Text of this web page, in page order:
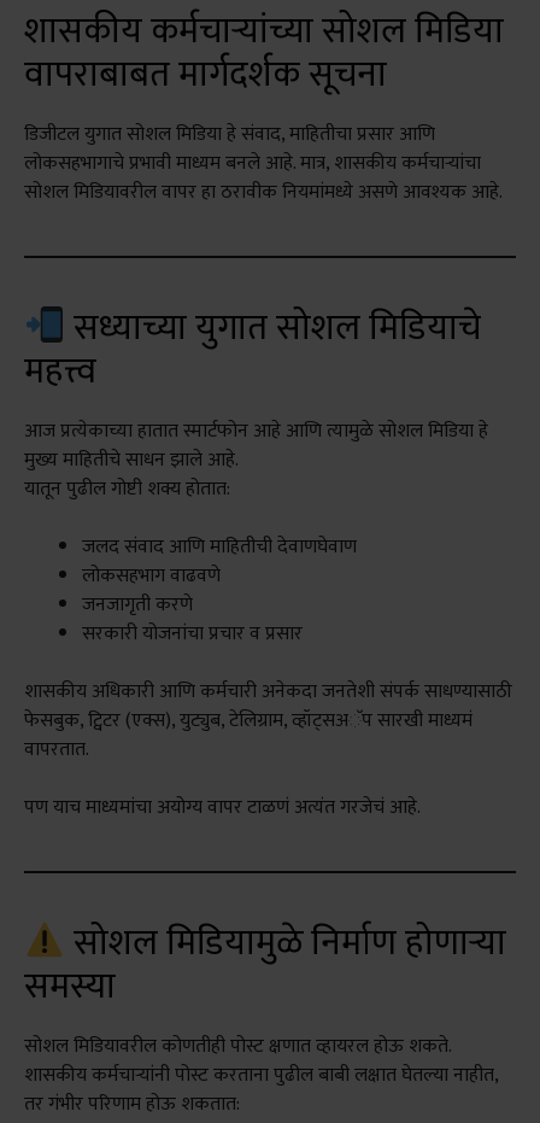
शासकीय कर्मचाऱ्यांच्या सोशल मिडिया
वापराबाबत मार्गदर्शक सूचना
डिजीटल युगात सोशल मिडिया हे संवाद, माहितीचा प्रसार आणि
लोकसहभागाचे प्रभावी माध्यम बनले आहे. मात्र, शासकीय कर्मचाऱ्यांचा
सोशल मिडियावरील वापर हा ठरावीक नियमांमध्ये असणे आवश्यक आहे.
सध्याच्या युगात सोशल मिडियाचे
महत्त्व
आज प्रत्येकाच्या हातात स्मार्टफोन आहे आणि त्यामुळे सोशल मिडिया हे
मुख्य माहितीचे साधन झाले आहे.
यातून पुढील गोष्टी शक्य होतात:
जलद संवाद आणि माहितीची देवाणघेवाण
लोकसहभाग वाढवणे
जनजागृती करणे
सरकारी योजनांचा प्रचार व प्रसार
शासकीय अधिकारी आणि कर्मचारी अनेकदा जनतेशी संपर्क साधण्यासाठी
फेसबुक, ट्विटर (एक्स), युट्युब, टेलिग्राम, व्हॉट्सअॅप सारखी माध्यमं
वापरतात.
पण याच माध्यमांचा अयोग्य वापर टाळणं अत्यंत गरजेचं आहे.
सोशल मिडियामुळे निर्माण होणाऱ्या
समस्या
सोशल मिडियावरील कोणतीही पोस्ट क्षणात व्हायरल होऊ शकते.
शासकीय कर्मचाऱ्यांनी पोस्ट करताना पुढील बाबी लक्षात घेतल्या नाहीत,
तर गंभीर परिणाम होऊ शकतात: